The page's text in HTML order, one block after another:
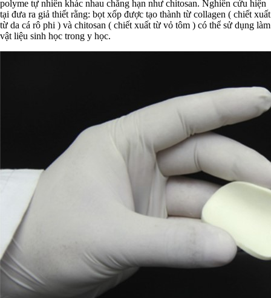
polyme tự nhiên khác nhau chẳng hạn như chitosan. Nghiên cứu hiện
tại đưa ra giả thiết rằng: bọt xốp được tạo thành từ collagen ( chiết xuất
từ da cá rô phi ) và chitosan ( chiết xuất từ vỏ tôm ) có thể sử dụng làm
vật liệu sinh học trong y học.